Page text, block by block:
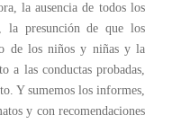
la ausencia de todos los
la presunción de que los
de los niños y niñas y la
a las conductas probadas,
Y sumemos los informes,
y con recomendaciones